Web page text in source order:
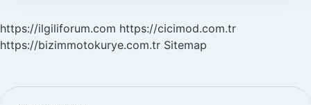
https://ilgiliforum.com https://cicimod.com.tr
https://bizimmotokurye.com.tr Sitemap